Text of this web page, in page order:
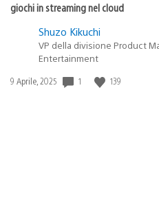
giochi in streaming nel cloud
Shuzo Kikuchi
VP della divisione Product
Entertainment
Data
9 Aprile, 2025 1 139